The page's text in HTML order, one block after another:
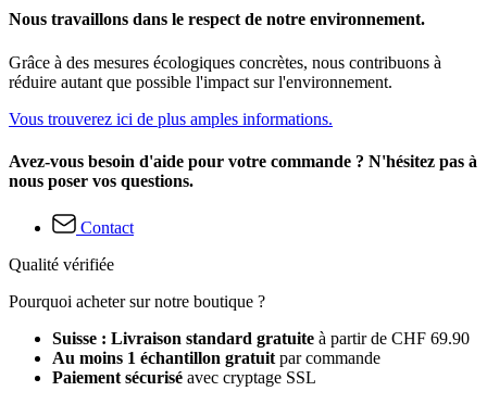
Nous travaillons dans le respect de notre environnement.
Grâce à des mesures écologiques concrètes, nous contribuons à
réduire autant que possible l'impact sur l'environnement.
Vous trouverez ici de plus amples informations.
Avez-vous besoin d'aide pour votre commande ? N'hésitez pas à
nous poser vos questions.
Contact
Qualité vérifiée
Pourquoi acheter sur notre boutique ?
Suisse : Livraison standard gratuite à partir de CHF 69.90
Au moins 1 échantillon gratuit par commande
Paiement sécurisé avec cryptage SSL